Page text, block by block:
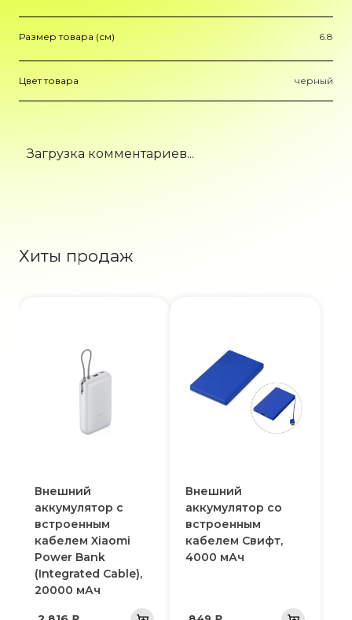
Размер товара (см) 6.8
Цвет товара черный
Загрузка комментариев...
Хиты продаж
Внешний
аккумулятор с
встроенным
кабелем Xiaomi
Power Bank
(Integrated Cable),
20000 мАч
Внешний
аккумулятор со
встроенным
кабелем Свифт,
4000 мАч